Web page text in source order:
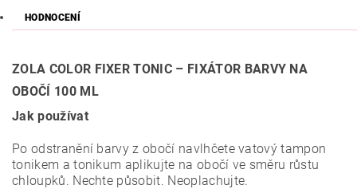
HODNOCENÍ
ZOLA COLOR FIXER TONIC – FIXÁTOR BARVY NA
OBOČÍ 100 ML
Jak používat
Po odstranění barvy z obočí navlhčete vatový tampon
tonikem a tonikum aplikujte na obočí ve směru růstu
chloupků. Nechte působit. Neoplachujte.